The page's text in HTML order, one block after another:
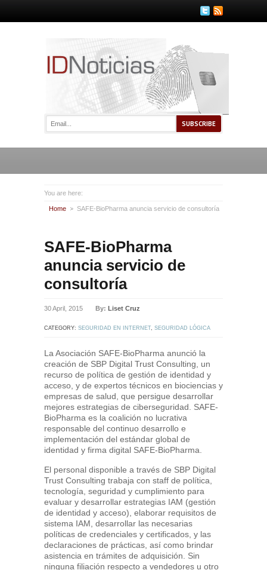
You are here:
Home SAFE-BioPharma anuncia servicio de consultoría
SAFE-BioPharma
anuncia servicio de
consultoría
30 April, 2015 By: Liset Cruz
CATEGORY: SEGURIDAD EN INTERNET, SEGURIDAD LÓGICA
La Asociación SAFE-BioPharma anunció la
creación de SBP Digital Trust Consulting, un
recurso de política de gestión de identidad y
acceso, y de expertos técnicos en biociencias y
empresas de salud, que persigue desarrollar
mejores estrategias de ciberseguridad. SAFE-
BioPharma es la coalición no lucrativa
responsable del continuo desarrollo e
implementación del estándar global de
identidad y firma digital SAFE-BioPharma.
El personal disponible a través de SBP Digital
Trust Consulting trabaja con staff de política,
tecnología, seguridad y cumplimiento para
evaluar y desarrollar estrategias IAM (gestión
de identidad y acceso), elaborar requisitos de
sistema IAM, desarrollar las necesarias
políticas de credenciales y certificados, y las
declaraciones de prácticas, así como brindar
asistencia en trámites de adquisición. Sin
ninguna filiación respecto a vendedores u otro